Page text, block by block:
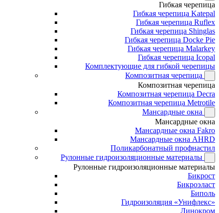
Гибкая черепица
Гибкая черепица Katepal
Гибкая черепица Ruflex
Гибкая черепица Shinglas
Гибкая черепица Docke Pie
Гибкая черепица Malarkey
Гибкая черепица Icopal
Комплектующие для гибкой черепицы
Композитная черепица
Композитная черепица
Композитная черепица Decra
Композитная черепица Metrotile
Мансардные окна
Мансардные окна
Мансардные окна Fakro
Мансардные окна AHRD
Поликарбонатный профнастил
Рулонные гидроизоляционные материалы
Рулонные гидроизоляционные материалы
Бикрост
Бикроэласт
Биполь
Гидроизоляция «Унифлекс»
Линокром